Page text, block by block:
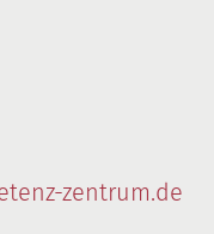
zentrum.de